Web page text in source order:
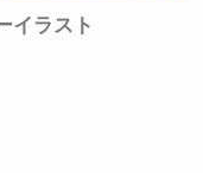
イラスト